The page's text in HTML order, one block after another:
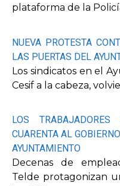
plataforma de la
NUEVA PROTESTA
LAS PUERTAS DEL
Los sindicatos en el
Cesif a la cabeza,
LOS
CUARENTA AL
AYUNTAMIENTO
Decenas de
Telde protagonizan